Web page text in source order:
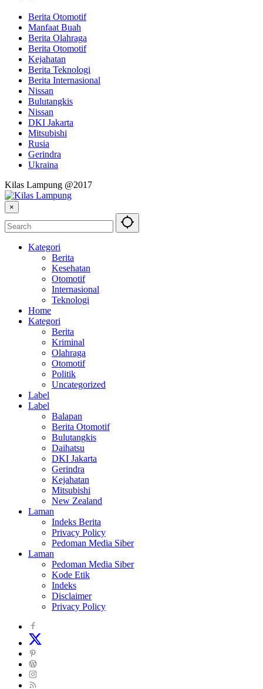
Berita Otomotif
Manfaat Buah
Berita Olahraga
Berita Otomotif
Kejahatan
Berita Teknologi
Berita Internasional
Nissan
Bulutangkis
Nissan
DKI Jakarta
Mitsubishi
Rusia
Gerindra
Ukraina
Kilas Lampung @2017
×
Kategori
Berita
Kesehatan
Otomotif
Internasional
Teknologi
Home
Kategori
Berita
Kriminal
Olahraga
Otomotif
Politik
Uncategorized
Label
Label
Balapan
Berita Otomotif
Bulutangkis
Daihatsu
DKI Jakarta
Gerindra
Kejahatan
Mitsubishi
New Zealand
Laman
Indeks Berita
Privacy Policy
Pedoman Media Siber
Laman
Pedoman Media Siber
Kode Etik
Indeks
Disclaimer
Privacy Policy